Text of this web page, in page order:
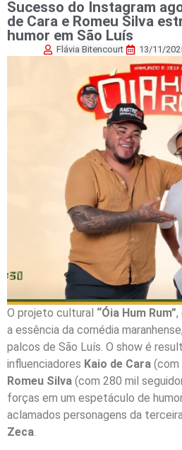
Sucesso do Instagram
de Cara e Romeu Silva
humor em São Luís
Flávia Bitencourt 13/11/
​O projeto cultural “Óia Hum Rum”,
a essência da comédia
palcos de São Luís. O show é
influenciadores Kaio de Cara (com
Romeu Silva (com 280 mil
forças em um espetáculo de
aclamados personagens da
Zeca.